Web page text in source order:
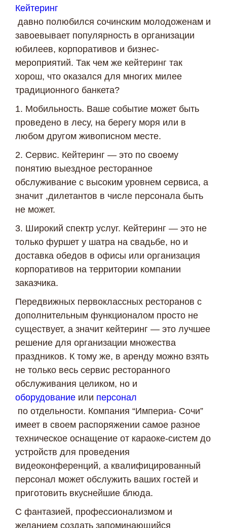
Кейтеринг
давно полюбился сочинским молодоженам и
завоевывает популярность в организации
юбилеев, корпоративов и бизнес-
мероприятий. Так чем же кейтеринг так
хорош, что оказался для многих милее
традиционного банкета?
1. Мобильность. Ваше событие может быть
проведено в лесу, на берегу моря или в
любом другом живописном месте.
2. Сервис. Кейтеринг — это по своему
понятию выездное ресторанное
обслуживание с высоким уровнем сервиса, а
значит ,дилетантов в числе персонала быть
не может.
3. Широкий спектр услуг. Кейтеринг — это не
только фуршет у шатра на свадьбе, но и
доставка обедов в офисы или организация
корпоративов на территории компании
заказчика.
Передвижных первоклассных ресторанов с
дополнительным функционалом просто не
существует, а значит кейтеринг — это лучшее
решение для организации множества
праздников. К тому же, в аренду можно взять
не только весь сервис ресторанного
обслуживания целиком, но и
оборудование или персонал
по отдельности. Компания “Империа- Сочи”
имеет в своем распоряжении самое разное
техническое оснащение от караоке-систем до
устройств для проведения
видеоконференций, а квалифицированный
персонал может обслужить ваших гостей и
приготовить вкуснейшие блюда.
С фантазией, профессионализмом и
желанием создать запоминающийся
Я даю согласие ООО «Империя-Сочи» на обработку моих
персональных данных в целях рассмотрения моего
обращения согласно
Политике обработки персональных
данныхиСогласию на обработку персональных данных.